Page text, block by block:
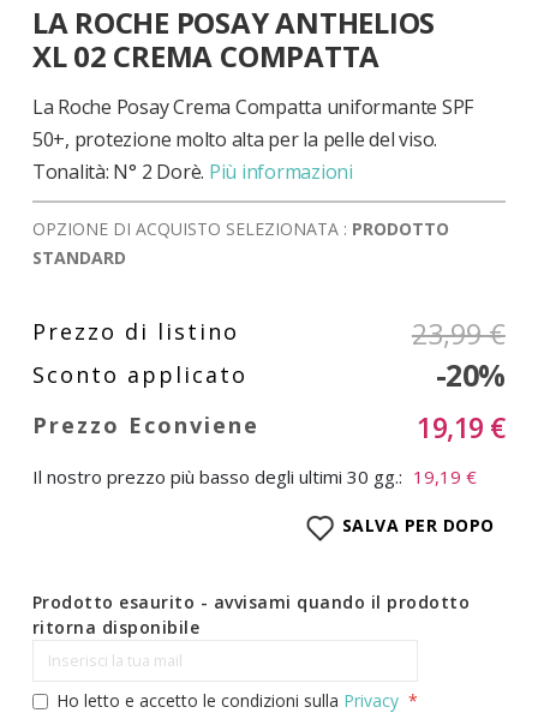
all'inizio
della
galleria
di
immagini
LA ROCHE POSAY ANTHELIOS
XL 02 CREMA COMPATTA
La Roche Posay Crema Compatta uniformante SPF
50+, protezione molto alta per la pelle del viso.
Tonalità: N° 2 Dorè. Più informazioni
OPZIONE DI ACQUISTO SELEZIONATA : PRODOTTO
STANDARD
23,99 €
-20%
19,19 €
Il nostro prezzo più basso degli ultimi 30 gg.: 19,19 €
SALVA PER DOPO
Prodotto esaurito - avvisami quando il prodotto
ritorna disponibile
Ho letto e accetto le condizioni sulla Privacy